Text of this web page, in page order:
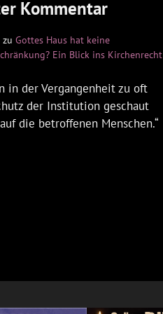
Kommentar
zu Gottes Haus hat keine
Ein Blick ins Kirchenrecht
in der Vergangenheit zu oft
der Institution geschaut
die betroffenen Menschen.“